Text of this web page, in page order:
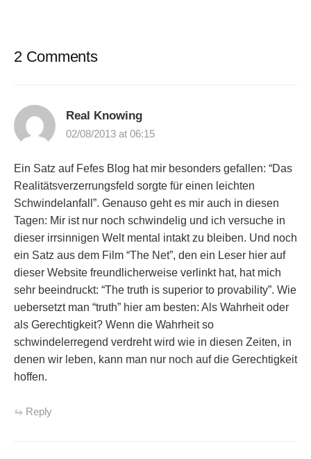
2 Comments
Real Knowing
02/08/2013 at 06:15
Ein Satz auf Fefes Blog hat mir besonders gefallen: “Das
Realitätsverzerrungsfeld sorgte für einen leichten
Schwindelanfall”. Genauso geht es mir auch in diesen
Tagen: Mir ist nur noch schwindelig und ich versuche in
dieser irrsinnigen Welt mental intakt zu bleiben. Und noch
ein Satz aus dem Film “The Net”, den ein Leser hier auf
dieser Website freundlicherweise verlinkt hat, hat mich
sehr beeindruckt: “The truth is superior to provability”. Wie
uebersetzt man “truth” hier am besten: Als Wahrheit oder
als Gerechtigkeit? Wenn die Wahrheit so
schwindelerregend verdreht wird wie in diesen Zeiten, in
denen wir leben, kann man nur noch auf die Gerechtigkeit
hoffen.
Reply